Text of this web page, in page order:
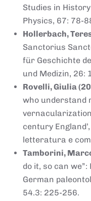
Studies in
Physics, 67: 78-
Hollerbach,
Sanctorius
für Geschichte
und Medizin, 26:
Rovelli, Giulia
who understand
century
letteratura e
Tamborini,
do it, so can
German
54.3: 225-256.